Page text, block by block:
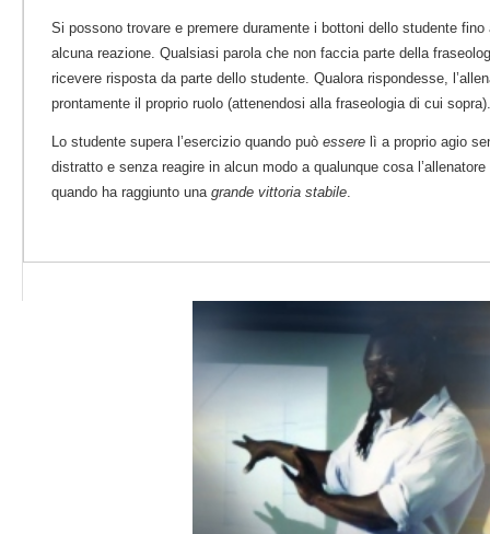
Si possono trovare e premere duramente i bottoni dello studente fino
alcuna reazione. Qualsiasi parola che non faccia parte della
ricevere risposta da parte dello studente. Qualora rispondesse,
prontamente il proprio ruolo (attenendosi alla fraseologia di cui sopra).
Lo studente supera l’esercizio quando può essere lì a proprio agio
distratto e senza reagire in alcun modo a qualunque cosa
quando ha raggiunto una grande vittoria stabile.